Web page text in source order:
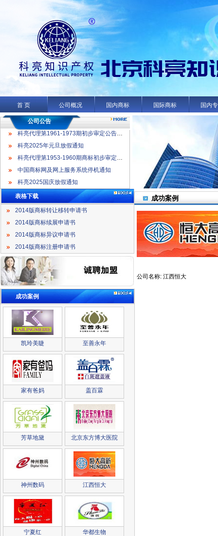
首 页 公司概况 国内商标 国际商标 国内
公司公告
科亮代理第1953-1960期商标初步审定公告名录
中国商标网及网上服务系统停机通知
科亮2025国庆放假通知
科亮代理第1961-1973期初步审定公告名录
科亮2025年元旦放假通知
科亮代理第1953-1960期商标初步审定公告名录
中国商标网及网上服务系统停机通知
科亮2025国庆放假通知
表格下载
2014版商标转让移转申请书
2014版商标续展申请书
2014版商标异议申请书
2014版商标注册申请书
成功案例
凯玲美睫 至善永年
家有爸妈 盖百霖
芳草地黛 北京东方博大医院
神州数码 江西恒大
宁夏红 华都生物
成功案例
公司名称: 江西恒大